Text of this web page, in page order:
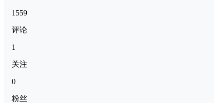
1559
评论
1
关注
0
粉丝